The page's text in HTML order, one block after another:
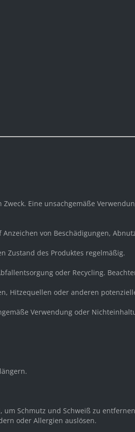
Eine unsachgemäße
von Beschädigungen,
Zustand des Produktes regelmäßig.
oder Recycling.
Hitzequellen oder anderen
Verwendung oder
Schmutz und Schweiß zu
oder Allergien auslösen.